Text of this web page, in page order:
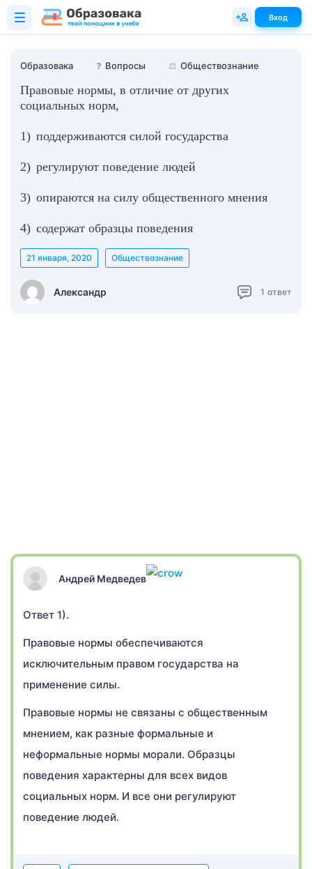
Образовака ❓ Вопросы ⚖️ Обществознание
Правовые нормы, в отличие от других
социальных норм,
1) поддерживаются силой государства
2) регулируют поведение людей
3) опираются на силу общественного мнения
4) содержат образцы поведения
Александр
21 января, 2020 Обществознание
1 ответ
Андрей Медведев
Ответ 1).
Правовые нормы обеспечиваются
исключительным правом государства на
применение силы.
Правовые нормы не связаны с общественным
мнением, как разные формальные и
неформальные нормы морали. Образцы
поведения характерны для всех видов
социальных норм. И все они регулируют
поведение людей.
Вход